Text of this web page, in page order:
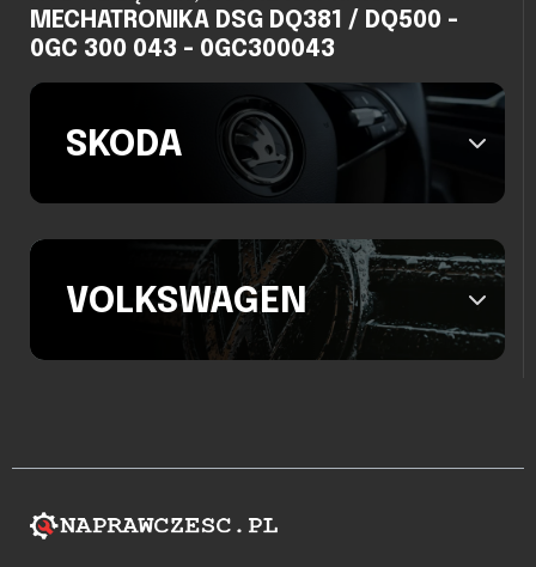
MECHATRONIKA DSG DQ381 / DQ500 -
0GC 300 043 - 0GC300043
SKODA
VOLKSWAGEN